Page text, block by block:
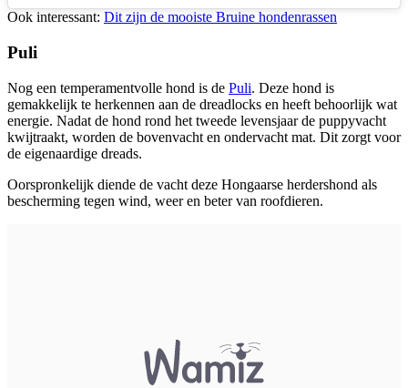
Ook interessant: Dit zijn de mooiste Bruine hondenrassen
Puli
Nog een temperamentvolle hond is de Puli. Deze hond is
gemakkelijk te herkennen aan de dreadlocks en heeft behoorlijk wat
energie. Nadat de hond rond het tweede levensjaar de puppyvacht
kwijtraakt, worden de bovenvacht en ondervacht mat. Dit zorgt voor
de eigenaardige dreads.
Oorspronkelijk diende de vacht deze Hongaarse herdershond als
bescherming tegen wind, weer en beter van roofdieren.